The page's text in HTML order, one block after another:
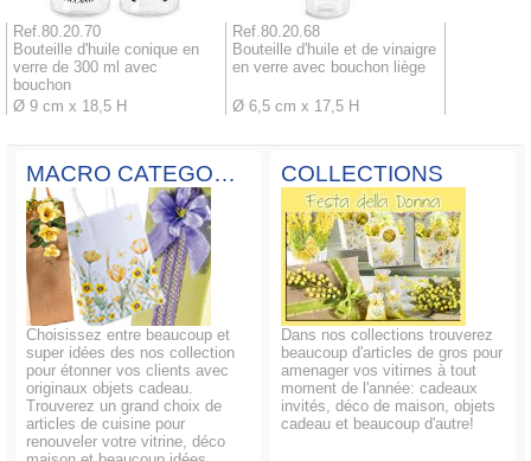
Ref.80.20.70
Bouteille d'huile conique en
verre de 300 ml avec
bouchon
Ø 9 cm x 18,5 H
Ref.80.20.68
Bouteille d'huile et de vinaigre
en verre avec bouchon liège
Ø 6,5 cm x 17,5 H
MACRO CATEGORIES
Choisissez entre beaucoup et
super idées des nos collection
pour étonner vos clients avec
originaux objets cadeau.
Trouverez un grand choix de
articles de cuisine pour
renouveler votre vitrine, déco
COLLECTIONS
Dans nos collections trouverez
beaucoup d'articles de gros pour
amenager vos vitirnes à tout
moment de l'année: cadeaux
invités, déco de maison, objets
cadeau et beaucoup d'autre!